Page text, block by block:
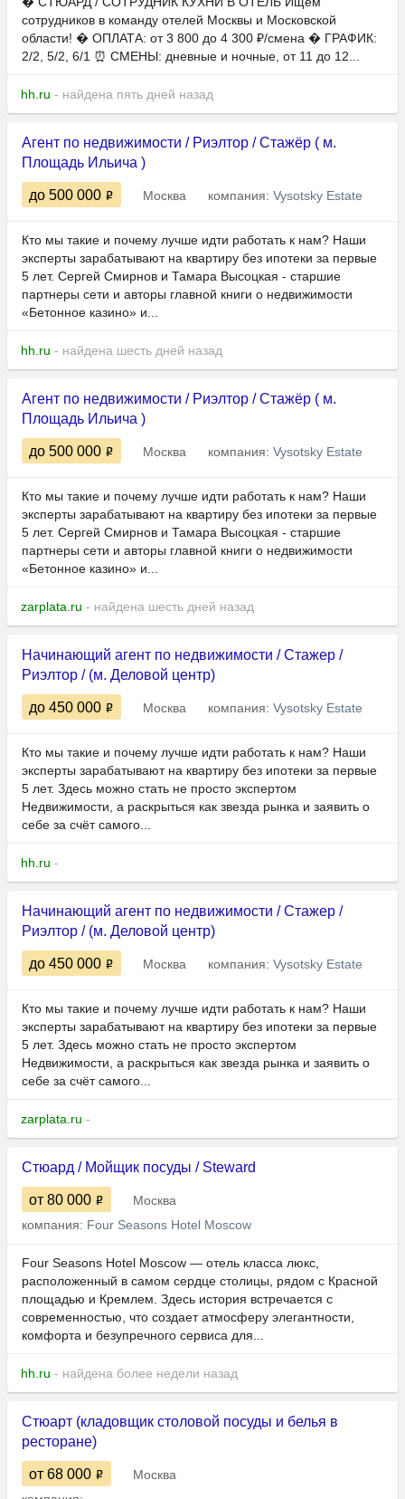
сотрудников в команду отелей Москвы и Московской
области! � ОПЛАТА: от 3 800 до 4 300 ₽/смена � ГРАФИК:
2/2, 5/2, 6/1 ⏰ СМЕНЫ: дневные и ночные, от 11 до 12...
hh.ru - найдена пять дней назад
Агент по недвижимости / Риэлтор / Стажёр ( м.
Площадь Ильича )
до 500 000 Москва компания: Vysotsky Estate
Кто мы такие и почему лучше идти работать к нам? Наши
эксперты зарабатывают на квартиру без ипотеки за первые
5 лет. Сергей Смирнов и Тамара Высоцкая - старшие
партнеры сети и авторы главной книги о недвижимости
«Бетонное казино» и...
hh.ru - найдена шесть дней назад
Агент по недвижимости / Риэлтор / Стажёр ( м.
Площадь Ильича )
до 500 000 Москва компания: Vysotsky Estate
Кто мы такие и почему лучше идти работать к нам? Наши
эксперты зарабатывают на квартиру без ипотеки за первые
5 лет. Сергей Смирнов и Тамара Высоцкая - старшие
партнеры сети и авторы главной книги о недвижимости
«Бетонное казино» и...
zarplata.ru - найдена шесть дней назад
Начинающий агент по недвижимости / Стажер /
Риэлтор / (м. Деловой центр)
до 450 000 Москва компания: Vysotsky Estate
Кто мы такие и почему лучше идти работать к нам? Наши
эксперты зарабатывают на квартиру без ипотеки за первые
5 лет. Здесь можно стать не просто экспертом
Недвижимости, а раскрыться как звезда рынка и заявить о
себе за счёт самого...
hh.ru -
Начинающий агент по недвижимости / Стажер /
Риэлтор / (м. Деловой центр)
до 450 000 Москва компания: Vysotsky Estate
Кто мы такие и почему лучше идти работать к нам? Наши
эксперты зарабатывают на квартиру без ипотеки за первые
5 лет. Здесь можно стать не просто экспертом
Недвижимости, а раскрыться как звезда рынка и заявить о
себе за счёт самого...
zarplata.ru -
Стюард / Мойщик посуды / Steward
от 80 000
Москва
компания: Four Seasons Hotel Moscow
Four Seasons Hotel Moscow — отель класса люкс,
расположенный в самом сердце столицы, рядом с Красной
площадью и Кремлем. Здесь история встречается с
современностью, что создает атмосферу элегантности,
комфорта и безупречного сервиса для...
hh.ru - найдена более недели назад
Стюарт (кладовщик столовой посуды и белья в
ресторане)
от 68 000
Москва